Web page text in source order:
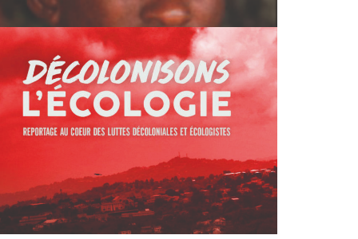
EXTERMINEZ TOUTES CES BRUTES –
EP. 1 & 2